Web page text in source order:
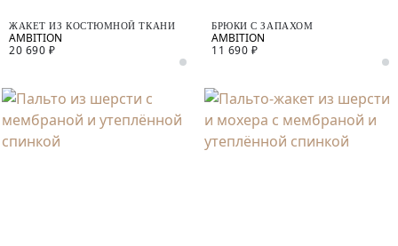
ЖАКЕТ ИЗ КОСТЮМНОЙ ТКАНИ
20 690 ₽
БРЮКИ С ЗАПАХОМ
11 690 ₽